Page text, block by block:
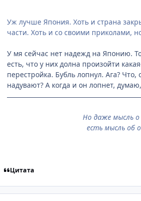
Уж лучше Япония. Хоть и страна
части. Хоть и со своими приколами,
У мя сейчас нет надежд на Японию.
есть, что у них долна произойти
перестройка. Бубль лопнул. Ага?
надувают? А когда и он лопнет,
Но даже мысль о
есть мысль об
Цитата